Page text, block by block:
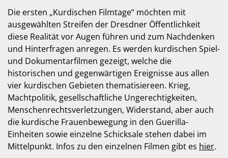
Die ersten „Kurdischen Filmtage“ möchten mit
ausgewählten Streifen der Dresdner Öffentlichkeit
diese Realität vor Augen führen und zum Nachdenken
und Hinterfragen anregen. Es werden kurdischen Spiel-
und Dokumentarfilmen gezeigt, welche die
historischen und gegenwärtigen Ereignisse aus allen
vier kurdischen Gebieten thematisiereen. Krieg,
Machtpolitik, gesellschaftliche Ungerechtigkeiten,
Menschenrechtsverletzungen, Widerstand, aber auch
die kurdische Frauenbewegung in den Guerilla-
Einheiten sowie einzelne Schicksale stehen dabei im
Mittelpunkt. Infos zu den einzelnen Filmen gibt es hier.